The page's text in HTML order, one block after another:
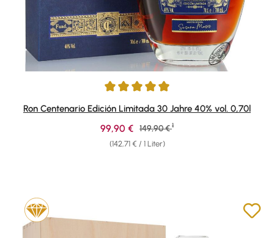
Durchschnittliche Bewertung von 4.92 von 5 Sternen
Ron Centenario Edición Limitada 30 Jahre 40% vol. 0,70l
(142,71 € / 1 Liter)
Verkaufspreis:
99,90 € Regulärer Preis:
149,90 € 1